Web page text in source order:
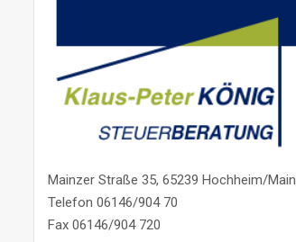
Mainzer Straße 35, 65239 Hochheim/Main
Telefon 06146/904 70
Fax 06146/904 720